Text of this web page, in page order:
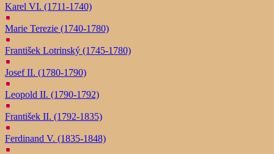
Karel VI. (1711-1740)
Marie Terezie (1740-1780)
František Lotrinský (1745-1780)
Josef II. (1780-1790)
Leopold II. (1790-1792)
František II. (1792-1835)
Ferdinand V. (1835-1848)